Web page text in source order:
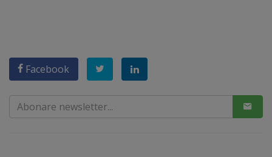
Facebook